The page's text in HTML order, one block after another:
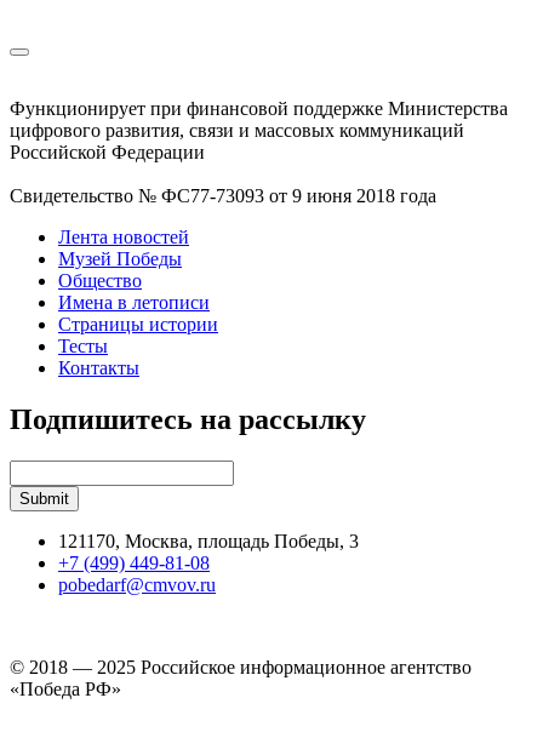
Функционирует при финансовой поддержке Министерства
цифрового развития, связи и массовых коммуникаций
Российской Федерации
Свидетельство № ФС77-73093 от 9 июня 2018 года
Лента новостей
Музей Победы
Общество
Имена в летописи
Страницы истории
Тесты
Контакты
Подпишитесь на рассылку
121170, Москва, площадь Победы, 3
+7 (499) 449-81-08
pobedarf@cmvov.ru
© 2018 — 2025 Российское информационное агентство
«Победа РФ»